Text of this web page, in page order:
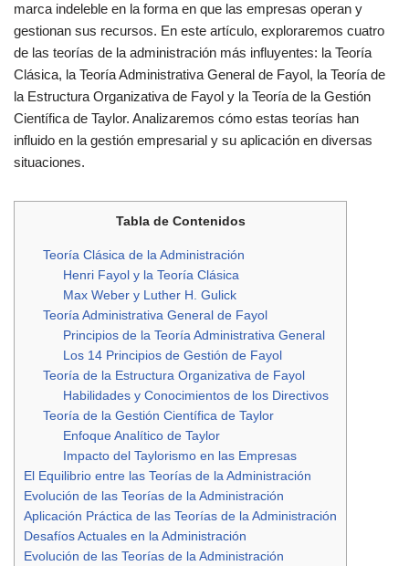
marca indeleble en la forma en que las empresas operan y
gestionan sus recursos. En este artículo, exploraremos cuatro
de las teorías de la administración más influyentes: la Teoría
Clásica, la Teoría Administrativa General de Fayol, la Teoría de
la Estructura Organizativa de Fayol y la Teoría de la Gestión
Científica de Taylor. Analizaremos cómo estas teorías han
influido en la gestión empresarial y su aplicación en diversas
situaciones.
Tabla de Contenidos
Teoría Clásica de la Administración
Henri Fayol y la Teoría Clásica
Max Weber y Luther H. Gulick
Teoría Administrativa General de Fayol
Principios de la Teoría Administrativa General
Los 14 Principios de Gestión de Fayol
Teoría de la Estructura Organizativa de Fayol
Habilidades y Conocimientos de los Directivos
Teoría de la Gestión Científica de Taylor
Enfoque Analítico de Taylor
Impacto del Taylorismo en las Empresas
El Equilibrio entre las Teorías de la Administración
Evolución de las Teorías de la Administración
Aplicación Práctica de las Teorías de la Administración
Desafíos Actuales en la Administración
Evolución de las Teorías de la Administración